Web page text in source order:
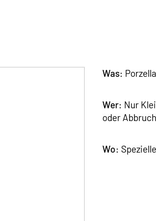
Was:
Wer: Nur
oder
Wo: